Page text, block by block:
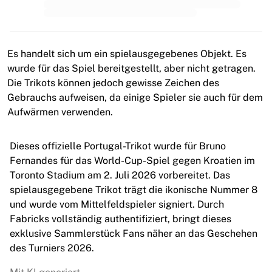
US Women's Soccer
NWSL
OL Lyonnes
Paris Saint-Germain Feminines
Arsenal WFC
Browse by country
Highlights
Charlotte Hornets
Chicago Bulls
LA Clippers
Portland Trail Blazers
Virtus Bologna
View all Basketball
Top NBA Teams
Es handelt sich um ein spielausgegebenes Objekt. Es
wurde für das Spiel bereitgestellt, aber nicht getragen.
Die Trikots können jedoch gewisse Zeichen des
Gebrauchs aufweisen, da einige Spieler sie auch für dem
Aufwärmen verwenden.
Dieses offizielle Portugal-Trikot wurde für Bruno
Fernandes für das World-Cup-Spiel gegen Kroatien im
Toronto Stadium am 2. Juli 2026 vorbereitet. Das
spielausgegebene Trikot trägt die ikonische Nummer 8
und wurde vom Mittelfeldspieler signiert. Durch
Fabricks vollständig authentifiziert, bringt dieses
exklusive Sammlerstück Fans näher an das Geschehen
des Turniers 2026.